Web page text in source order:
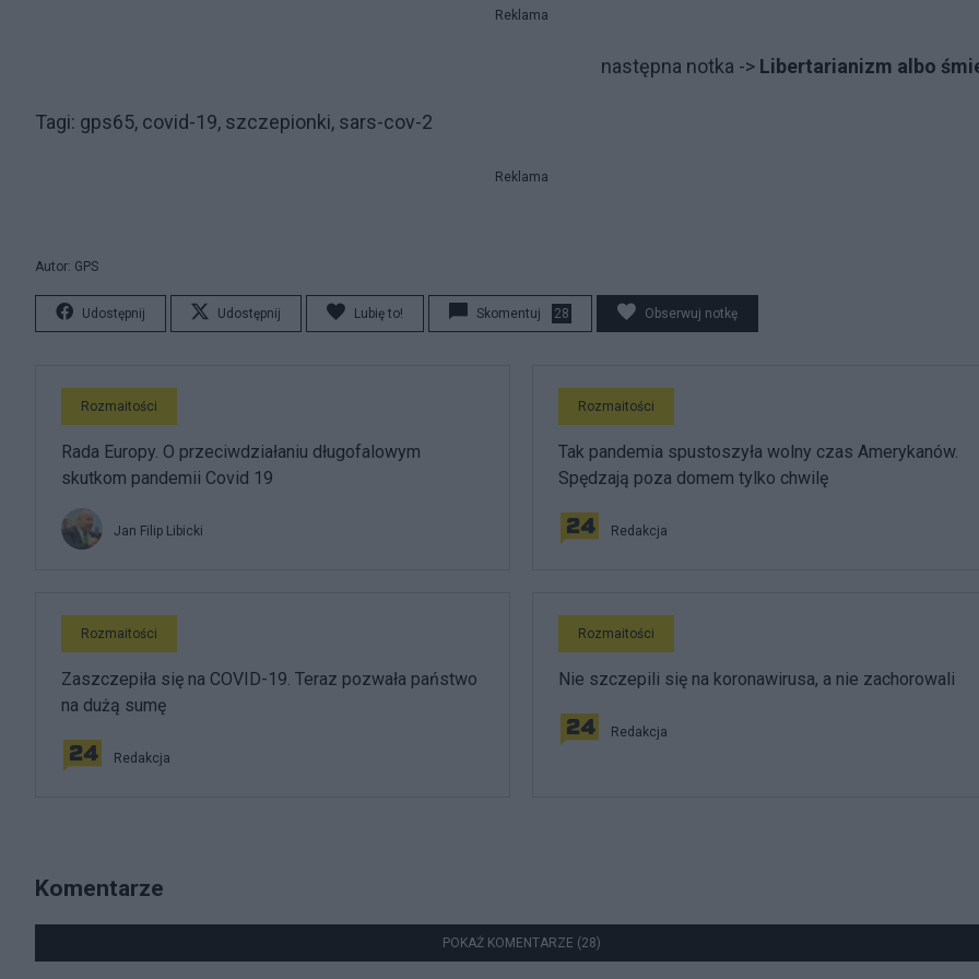
Reklama
następna notka -> Libertarianizm albo
Tagi: gps65, covid-19, szczepionki, sars-cov-2
Reklama
Autor: GPS
Udostępnij Udostępnij Lubię to! Skomentuj 28 Obserwuj notkę
Rozmaitości
Rada Europy. O przeciwdziałaniu długofalowym
skutkom pandemii Covid 19
Jan Filip Libicki
Rozmaitości
Tak pandemia spustoszyła wolny czas Amerykanów.
Spędzają poza domem tylko chwilę
Redakcja
Rozmaitości
Zaszczepiła się na COVID-19. Teraz pozwała państwo
na dużą sumę
Redakcja
Rozmaitości
Nie szczepili się na koronawirusa, a nie zachorowali
Redakcja
Komentarze
POKAŻ KOMENTARZE (28)